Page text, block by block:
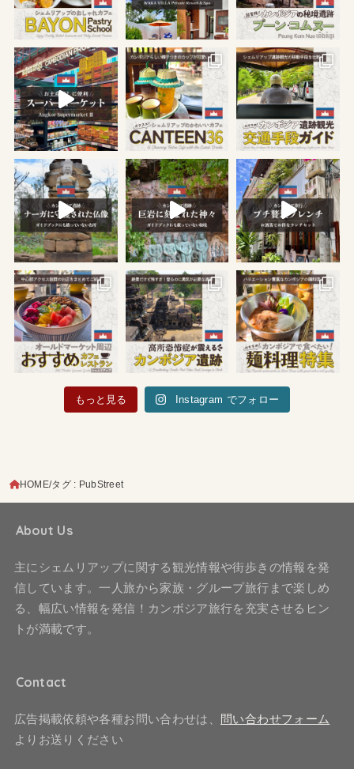
もっと見る Instagram でフォロー
HOME タグ : PubStreet
About Us
主にシェムリアップに関する観光情報や街歩きの情報を発
信しています。一人旅から家族・グループ旅行まで楽しめ
る、幅広い情報を発信！カンボジア旅行を充実させるヒン
トが満載です。
Contact
広告掲載依頼や各種お問い合わせは、
問い合わせフォーム
よりお送りください